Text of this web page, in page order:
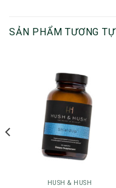
SẢN PHẨM TƯƠNG TỰ
HUSH & HUSH